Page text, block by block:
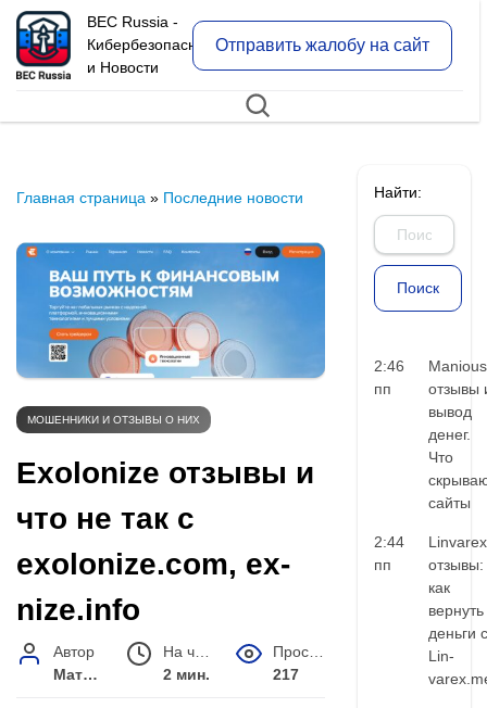
BEC Russia -
Кибербезопасность
и Новости
Отправить жалобу на сайт
Главная страница » Последние новости
МОШЕННИКИ И ОТЗЫВЫ О НИХ
Exolonize отзывы и
что не так с
exolonize.com, ex-
nize.info
Автор
Матвей Иванов
2 мин.
217
Найти:
2:46
пп
Manious
отзывы
вывод
денег.
Что
сайты
2:44
пп
Linvarex
отзывы:
как
вернуть
деньги с
Lin-